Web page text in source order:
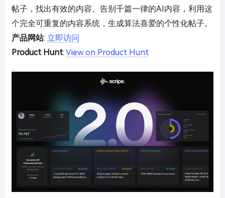
帖子，找出有效的内容。告别千篇一律的AI内容，利用这
个完全可重复的内容系统，生成算法喜爱的个性化帖子。
产品网站: 立即访问
Product Hunt: View on Product Hunt